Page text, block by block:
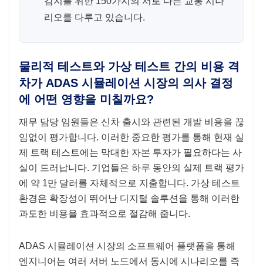
리오를 다루고 있습니다.
물리적 테스트와 가상 테스트 간의 비용 격
차가 ADAS 시뮬레이션 시장의 의사 결정
에 어떤 영향을 미칠까요?
재무 담당 임원들은 신차 출시와 관련된 개발 비용을 끊
임없이 평가합니다. 이러한 중요한 평가를 통해 현재 실
제 트랙 테스트에는 막대한 자본 투자가 필요하다는 사
실이 드러납니다. 기업들은 하루 동안의 실제 트랙 평가
에 약 1만 달러를 자체적으로 지출합니다. 가상 테스트
환경은 확장성이 뛰어난 디지털 솔루션을 통해 이러한
과도한 비용을 효과적으로 절감해 줍니다.
ADAS 시뮬레이션 시장의 소프트웨어 플랫폼을 통해
엔지니어는 여러 서버 노드에서 동시에 시나리오를 즉